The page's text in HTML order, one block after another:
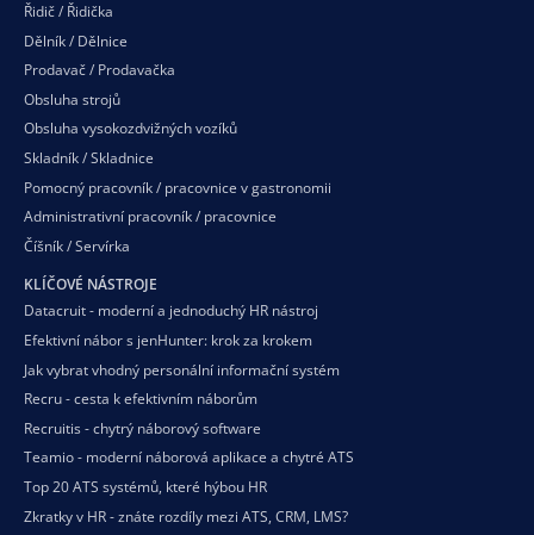
Řidič / Řidička
Dělník / Dělnice
Prodavač / Prodavačka
Obsluha strojů
Obsluha vysokozdvižných vozíků
Skladník / Skladnice
Pomocný pracovník / pracovnice v gastronomii
Administrativní pracovník / pracovnice
Číšník / Servírka
KLÍČOVÉ NÁSTROJE
Datacruit - moderní a jednoduchý HR nástroj
Efektivní nábor s jenHunter: krok za krokem
Jak vybrat vhodný personální informační systém
Recru - cesta k efektivním náborům
Recruitis - chytrý náborový software
Teamio - moderní náborová aplikace a chytré ATS
Top 20 ATS systémů, které hýbou HR
Zkratky v HR - znáte rozdíly mezi ATS, CRM, LMS?